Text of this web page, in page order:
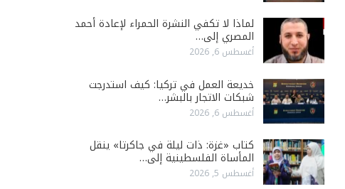
لماذا لا تكفي النشرة الحمراء لإعادة أحمد
المصري إلى…
أغسطس 6, 2026
خديعة العمل في تركيا: كيف استدرجت
شبكات الاتجار بالبشر…
أغسطس 6, 2026
كتاب «غزة: ذات ليلة في جاكرتا» ينقل
المأساة الفلسطينية إلى…
أغسطس 5, 2026